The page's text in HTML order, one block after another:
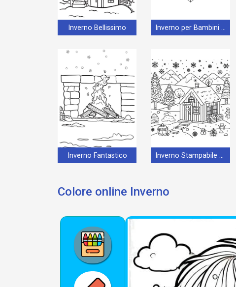
Inverno Bellissimo Inverno per Bambini di 4 Anni
Inverno Fantastico Inverno Stampabile Gratuito
Colore online Inverno